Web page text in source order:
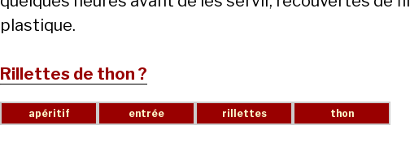
plastique.
Rillettes de thon ?